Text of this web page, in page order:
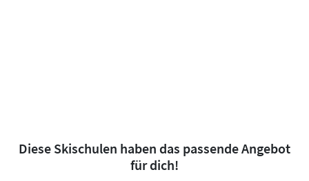
Diese Skischulen haben das passende Angebot
für dich!